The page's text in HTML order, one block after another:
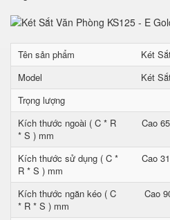
Tên sản phẩm
Két
Model
Két
Trọng lượng
Kích thước ngoài ( C * R
* S ) mm
Cao
Kích thước sử dụng ( C *
R * S ) mm
Cao
Kích thước ngăn kéo ( C
* R * S ) mm
Cao